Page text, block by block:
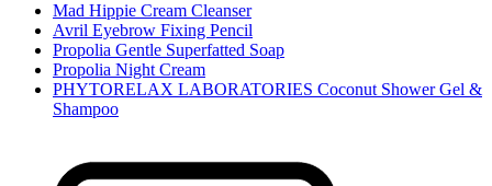
Mad Hippie Cream Cleanser
Avril Eyebrow Fixing Pencil
Propolia Gentle Superfatted Soap
Propolia Night Cream
PHYTORELAX LABORATORIES Coconut Shower Gel &
Shampoo